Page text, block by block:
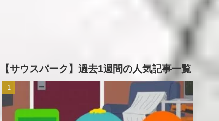
【サウスパーク】過去1週間の人気記事一覧